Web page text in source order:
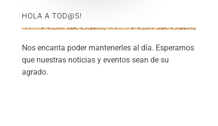
HOLA A TOD@S!
Nos encanta poder mantenerles al día. Esperamos
que nuestras noticias y eventos sean de su
agrado.